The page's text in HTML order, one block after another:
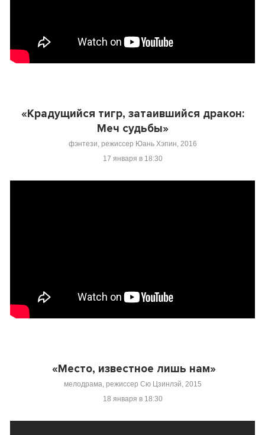
«Крадущийся тигр, затаившийся дракон:
Меч судьбы»
фэнтези, режиссер Юань Хэпин, 2016
17 января в 18:30
«Место, известное лишь нам»
мелодрама, режиссер Сю Цзинлэй, 2015
18 января в 18:30